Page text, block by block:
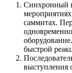
Синхронный
саммитах.
быстрой
выступления